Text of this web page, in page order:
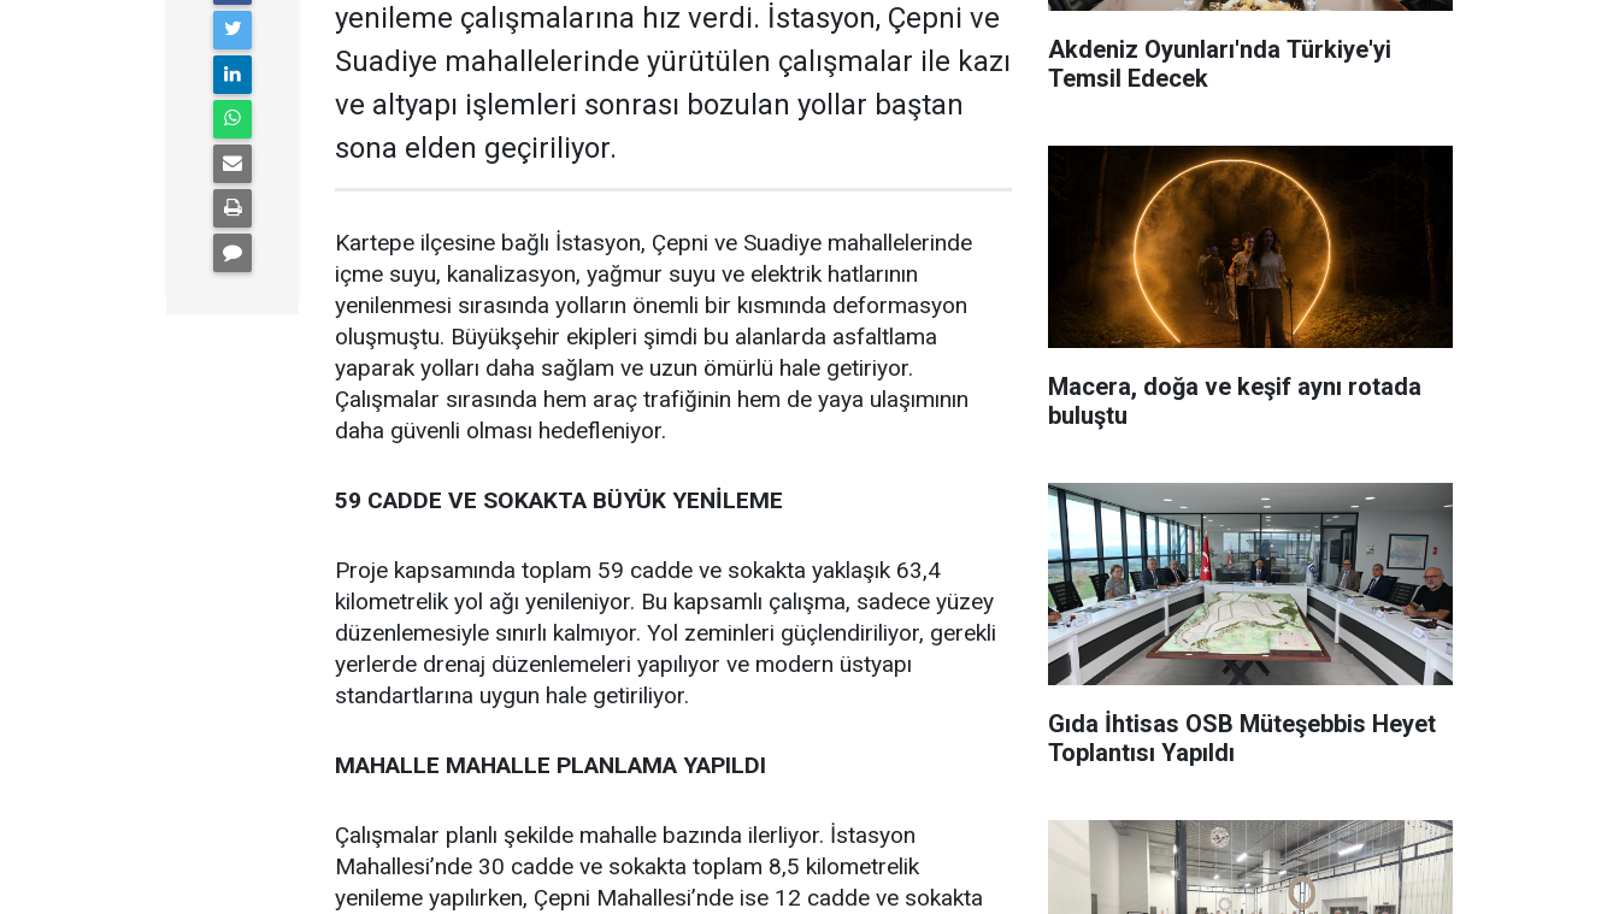
yenileme çalışmalarına hız verdi. İstasyon, Çepni ve
Suadiye mahallelerinde yürütülen çalışmalar ile kazı
ve altyapı işlemleri sonrası bozulan yollar baştan
sona elden geçiriliyor.
Kartepe ilçesine bağlı İstasyon, Çepni ve Suadiye mahallelerinde
içme suyu, kanalizasyon, yağmur suyu ve elektrik hatlarının
yenilenmesi sırasında yolların önemli bir kısmında deformasyon
oluşmuştu. Büyükşehir ekipleri şimdi bu alanlarda asfaltlama
yaparak yolları daha sağlam ve uzun ömürlü hale getiriyor.
Çalışmalar sırasında hem araç trafiğinin hem de yaya ulaşımının
daha güvenli olması hedefleniyor.
59 CADDE VE SOKAKTA BÜYÜK YENİLEME
Proje kapsamında toplam 59 cadde ve sokakta yaklaşık 63,4
kilometrelik yol ağı yenileniyor. Bu kapsamlı çalışma, sadece yüzey
düzenlemesiyle sınırlı kalmıyor. Yol zeminleri güçlendiriliyor, gerekli
yerlerde drenaj düzenlemeleri yapılıyor ve modern üstyapı
standartlarına uygun hale getiriliyor.
MAHALLE MAHALLE PLANLAMA YAPILDI
Çalışmalar planlı şekilde mahalle bazında ilerliyor. İstasyon
Mahallesi’nde 30 cadde ve sokakta toplam 8,5 kilometrelik
yenileme yapılırken, Çepni Mahallesi’nde ise 12 cadde ve sokakta
Akdeniz Oyunları'nda Türkiye'yi
Temsil Edecek
Macera, doğa ve keşif aynı rotada
buluştu
Gıda İhtisas OSB Müteşebbis Heyet
Toplantısı Yapıldı